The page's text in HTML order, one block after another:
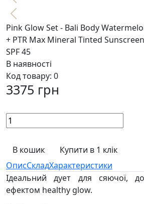
Pink Glow Set - Bali Body
+ PTR Max Mineral Tinted
SPF 45
В наявності
Код товару: 0
3375 грн
В кошик
Купити в 1 клік
ОписСкладХарактеристики
Ідеальний дует для сяючої,
ефектом healthy glow.